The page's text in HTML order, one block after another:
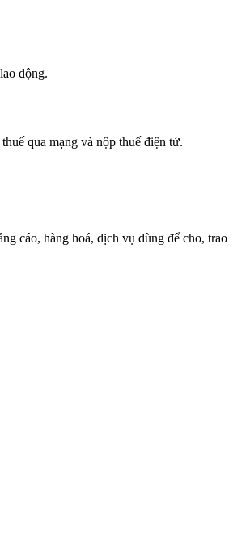
động.
qua mạng và nộp thuế điện tử.
cáo, hàng hoá, dịch vụ dùng để cho, trao